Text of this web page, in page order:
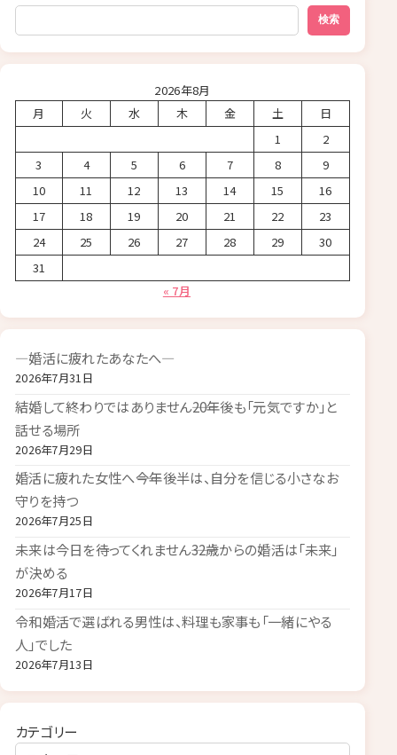
検索
検索
2026年8月
月
火 水 木 金 土
日
1
2
3
4 5 6 7 8
9
10
11 12 13 14 15
16
17
18 19 20 21 22
23
24
25 26 27 28 29
30
31
« 7月
―婚活に疲れたあなたへ―
2026年7月31日
結婚して終わりではありません――20年後も「元気ですか」と
話せる場所
2026年7月29日
婚活に疲れた女性へ――今年後半は、自分を信じる小さなお
守りを持つ
2026年7月25日
未来は今日を待ってくれません――32歳からの婚活は「未来」
が決める
2026年7月17日
令和婚活で選ばれる男性は、料理も家事も「一緒にやる
人」でした
2026年7月13日
カテゴリー